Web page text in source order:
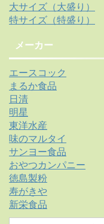
大サイズ（大盛り）
特サイズ（特盛り）
メーカー
エースコック
まるか食品
日清
明星
東洋水産
味のマルタイ
サンヨー食品
おやつカンパニー
徳島製粉
寿がきや
新栄食品